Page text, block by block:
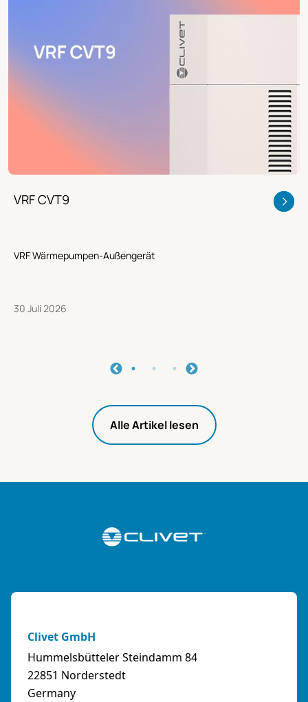
VRF CVT9
VRF Wärmepumpen-Außengerät
30 Juli 2026
Alle Artikel lesen
Clivet GmbH
Hummelsbütteler Steindamm 84
22851 Norderstedt
Germany